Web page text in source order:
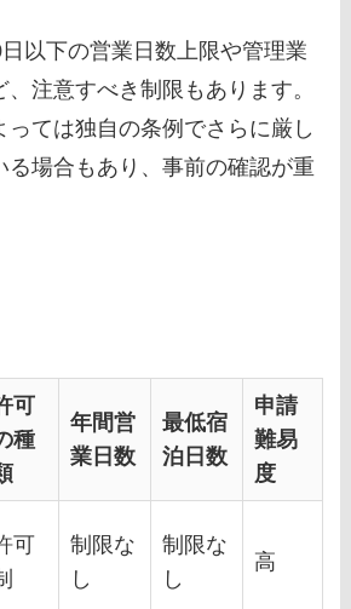
以下の営業日数上限や管理業
注意すべき制限もあります。
っては独自の条例でさらに厳し
る場合もあり、事前の確認が重
可
種
年間営
業日数
最低宿
泊日数
申請
難易
度
可
制限な
し
制限な
し
高